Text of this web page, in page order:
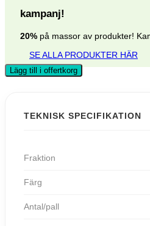
kampanj!
20% på massor av produkter!
SE ALLA PRODUKTER HÄR
Lägg till i offertkorg
TEKNISK SPECIFIKATION
Fraktion
Färg
Antal/pall